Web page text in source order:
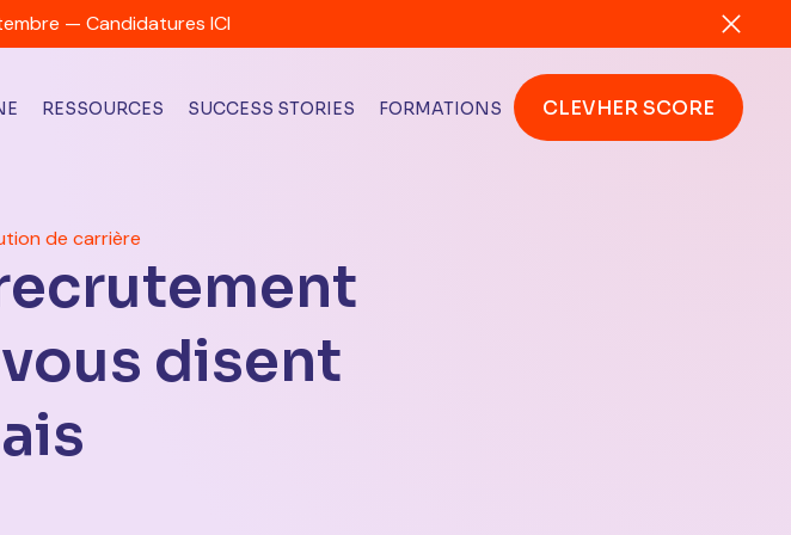
— Candidatures ICI
RESSOURCES SUCCESS STORIES FORMATIONS CLEVHER SCORE
de carrière
disent